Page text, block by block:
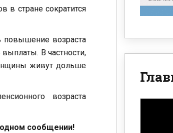
в стране сократится
повышение возраста
В частности,
живут дольше
возраста
сообщении!